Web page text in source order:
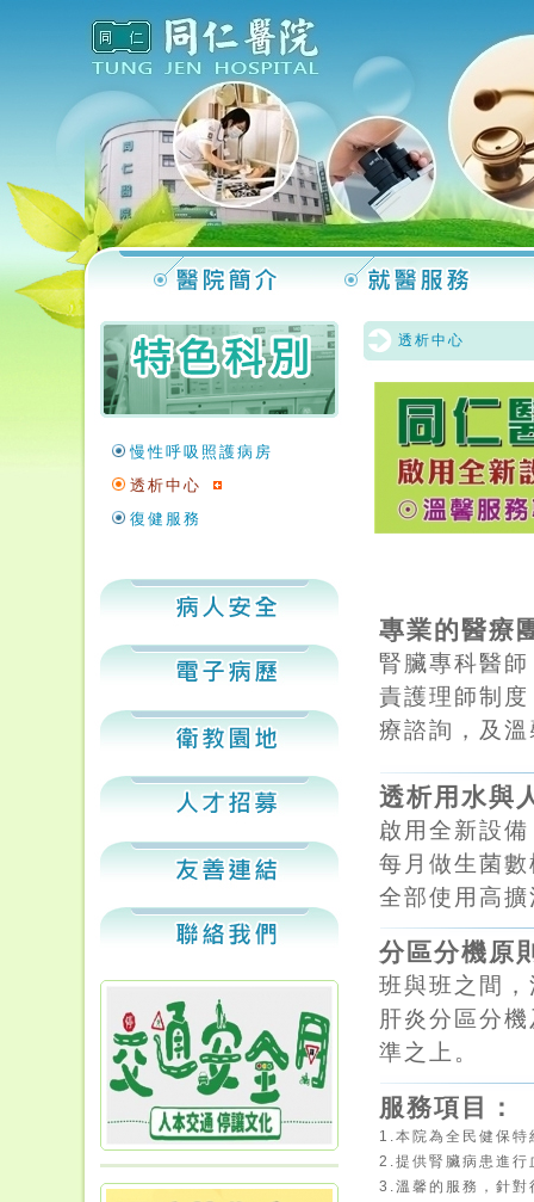
慢性呼吸照護病房
透析中心
復健服務
透析中心
專業的醫療
腎臟專科醫
責護理師制
療諮詢，及
透析用水與
啟用全新設
每月做生菌
全部使用高
分區分機原
班與班之間
肝炎分區分
準之上。
服務項目：
1.本院為全民健保
2.提供腎臟病患進
3.溫馨的服務，針